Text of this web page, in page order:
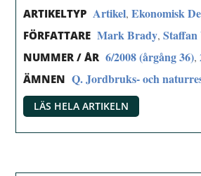
ARTIKELTYP Artikel,Ekonomisk
FÖRFATTARE Mark Brady,Staffan
NUMMER / ÅR 6/2008 (årgång 36),
ÄMNEN Q. Jordbruks- och
LÄS HELA ARTIKELN